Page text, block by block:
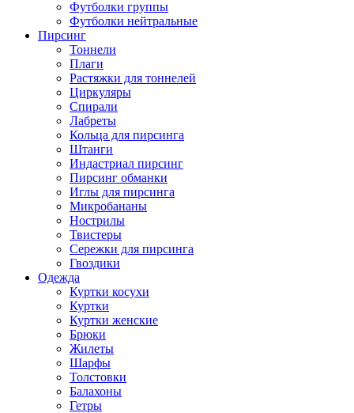
Футболки группы
Футболки нейтральные
Пирсинг
Тоннели
Плаги
Растяжки для тоннелей
Циркуляры
Спирали
Лабреты
Кольца для пирсинга
Штанги
Индастриал пирсинг
Пирсинг обманки
Иглы для пирсинга
Микробананы
Нострилы
Твистеры
Сережки для пирсинга
Гвоздики
Одежда
Куртки косухи
Куртки
Куртки женские
Брюки
Жилеты
Шарфы
Толстовки
Балахоны
Гетры